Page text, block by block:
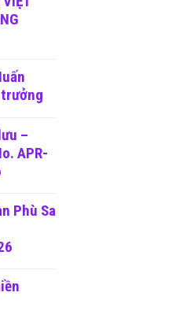
–
APR-
Phù Sa